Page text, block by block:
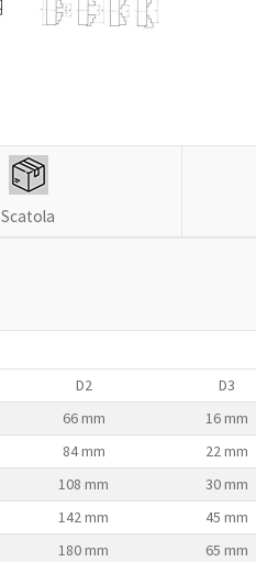
Scatola
D2 D3
66 mm 16 mm
84 mm 22 mm
108 mm 30 mm
142 mm 45 mm
180 mm 65 mm